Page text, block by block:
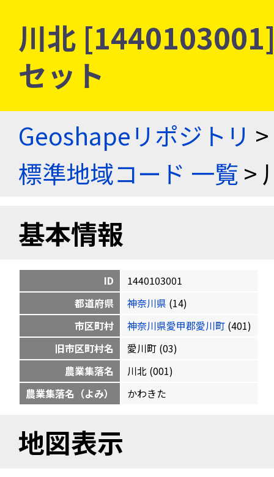
川北
セット
Geoshapeリポジトリ >
標準地域コード 一覧>
基本情報
ID
1440103001
都道府県
神奈川県 (14)
市区町村
神奈川県愛甲郡愛川町 (401)
旧市区町村名
愛川町 (03)
農業集落名
川北 (001)
農業集落名（よみ）
かわきた
地図表示